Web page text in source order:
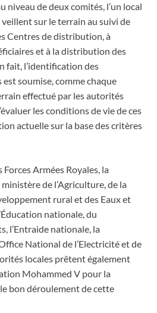
niveau de deux comités, l’un local
sur le terrain au suivi de
Centres de distribution, à
et à la distribution des
fait, l’identification des
soumise, comme chaque
effectué par les autorités
les conditions de vie de ces
actuelle sur la base des critères
Forces Armées Royales, la
de l’Agriculture, de la
rural et des Eaux et
nationale, du
l’Entraide nationale, la
National de l’Electricité et de
locales prêtent également
Mohammed V pour la
bon déroulement de cette